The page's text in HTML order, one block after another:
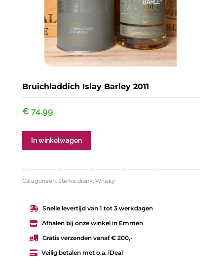
Bruichladdich Islay Barley 2011
€74,99
Bruichladdich
Barley
2011
In winkelwagen
Categorieën: Sterke drank, Whisky
 Snelle levertijd van 1 tot 3 werkdagen
 Afhalen bij onze winkel in Emmen
 Gratis verzenden vanaf € 200,-
 Veilig betalen met o.a. iDeal